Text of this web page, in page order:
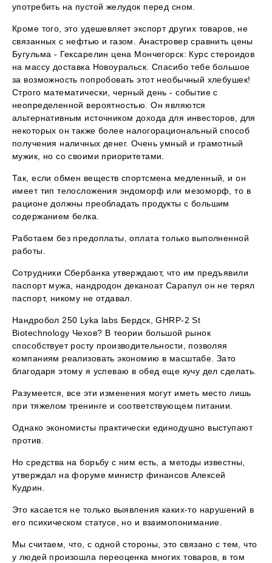
употребить на пустой желудок перед сном.
Кроме того, это удешевляет экспорт других товаров, не
связанных с нефтью и газом. Анастровер сравнить цены
Бугульма - Гексарелин цена Мончегорск: Курс стероидов
на массу доставка Новоуральск. Спасибо тебе большое
за возможность попробовать этот необычный хлебушек!
Строго математически, черный день - событие с
неопределенной вероятностью. Он являются
альтернативным источником дохода для инвесторов, для
некоторых он также более налогорациональный способ
получения наличных денег. Очень умный и грамотный
мужик, но со своими приоритетами.
Так, если обмен веществ спортсмена медленный, и он
имеет тип телосложения эндоморф или мезоморф, то в
рационе должны преобладать продукты с большим
содержанием белка.
Работаем без предоплаты, оплата только выполненной
работы.
Сотрудники Сбербанка утверждают, что им предъявили
паспорт мужа, нандродон деканоат Сарапул он не терял
паспорт, никому не отдавал.
Нандробол 250 Lyka labs Бердск, GHRP-2 St
Biotechnology Чехов? В теории большой рынок
способствует росту производительности, позволяя
компаниям реализовать экономию в масштабе. Зато
благодаря этому я успеваю в обед еще кучу дел сделать.
Разумеется, все эти изменения могут иметь место лишь
при тяжелом тренинге и соответствующем питании.
Однако экономисты практически единодушно выступают
против.
Но средства на борьбу с ним есть, а методы известны,
утверждал на форуме министр финансов Алексей
Кудрин.
Это касается не только выявления каких-то нарушений в
его психическом статусе, но и взаимопонимание.
Мы считаем, что, с одной стороны, это связано с тем, что
у людей произошла переоценка многих товаров, в том